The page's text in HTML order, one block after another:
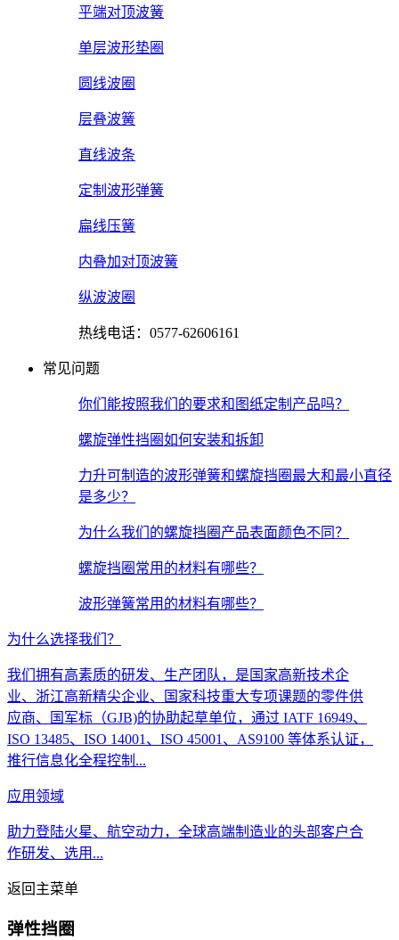
平端对顶波簧
单层波形垫圈
圆线波圈
层叠波簧
直线波条
定制波形弹簧
扁线压簧
内叠加对顶波簧
纵波波圈
热线电话：0577-62606161
常见问题
你们能按照我们的要求和图纸定制产品吗？
螺旋弹性挡圈如何安装和拆卸
力升可制造的波形弹簧和螺旋挡圈最大和最小直径
是多少？
为什么我们的螺旋挡圈产品表面颜色不同？
螺旋挡圈常用的材料有哪些？
波形弹簧常用的材料有哪些？
为什么选择我们？
我们拥有高素质的研发、生产团队，是国家高新技术企
业、浙江高新精尖企业、国家科技重大专项课题的零件供
应商、国军标（GJB)的协助起草单位，通过 IATF 16949、
ISO 13485、ISO 14001、ISO 45001、AS9100 等体系认证，
推行信息化全程控制...
应用领域
助力登陆火星、航空动力，全球高端制造业的头部客户合
作研发、选用...
返回主菜单
弹性挡圈